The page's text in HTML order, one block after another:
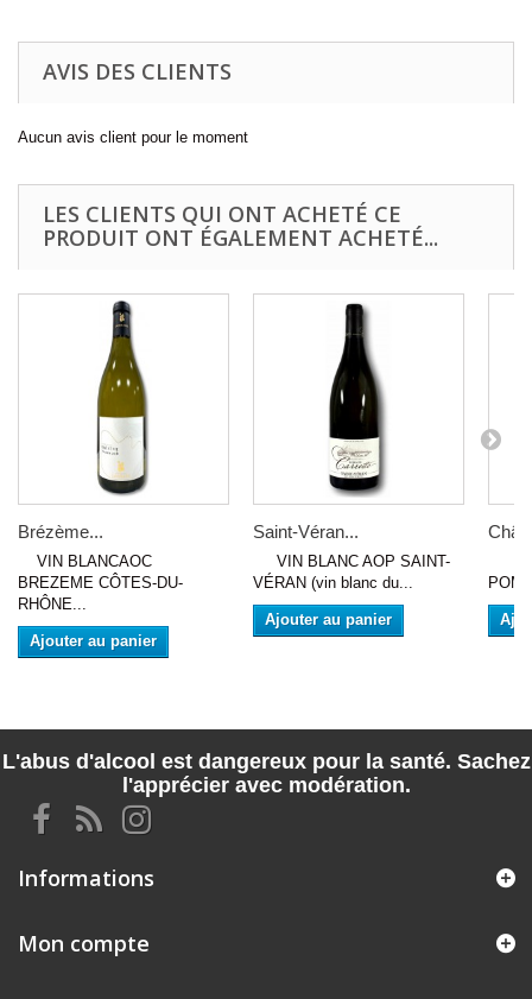
AVIS DES CLIENTS
Aucun avis client pour le moment
LES CLIENTS QUI ONT ACHETÉ CE
PRODUIT ONT ÉGALEMENT ACHETÉ...
Brézème...
VIN BLANCAOC
BREZEME CÔTES-DU-
RHÔNE...
Ajouter au panier
Saint-Véran...
VIN BLANC AOP SAINT-
VÉRAN (vin blanc du...
Ajouter au panier
L'abus d'alcool est dangereux pour la santé. Sachez
l'apprécier avec modération.
Informations
Mon compte